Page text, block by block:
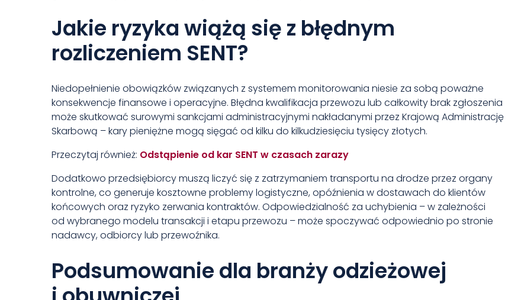
Jakie ryzyka wiążą się z błędnym
rozliczeniem SENT?
Niedopełnienie obowiązków związanych z systemem monitorowania niesie za sobą poważne
konsekwencje finansowe i operacyjne. Błędna kwalifikacja przewozu lub całkowity brak zgłoszenia
może skutkować surowymi sankcjami administracyjnymi nakładanymi przez Krajową Administrację
Skarbową – kary pieniężne mogą sięgać od kilku do kilkudziesięciu tysięcy złotych.
Przeczytaj również: Odstąpienie od kar SENT w czasach zarazy
Dodatkowo przedsiębiorcy muszą liczyć się z zatrzymaniem transportu na drodze przez organy
kontrolne, co generuje kosztowne problemy logistyczne, opóźnienia w dostawach do klientów
końcowych oraz ryzyko zerwania kontraktów. Odpowiedzialność za uchybienia – w zależności
od wybranego modelu transakcji i etapu przewozu – może spoczywać odpowiednio po stronie
nadawcy, odbiorcy lub przewoźnika.
Podsumowanie dla branży odzieżowej